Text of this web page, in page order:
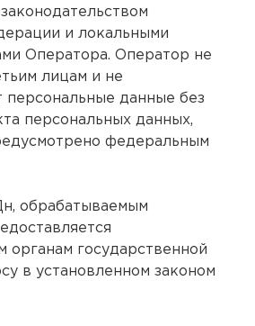
и локальными
Оператора. Оператор не
лицам и не
персональные данные без
персональных данных,
федеральным
обрабатываемым
органам государственной
в установленном законом